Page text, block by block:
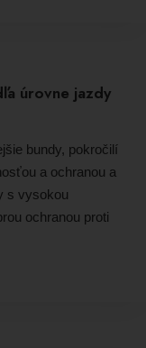
úrovne jazdy
bundy, pokročilí
a ochranou a
s vysokou
ochranou proti